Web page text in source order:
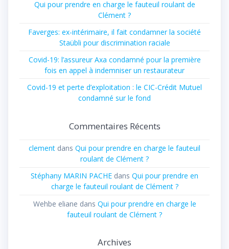
Qui pour prendre en charge le fauteuil roulant de
Clément ?
Faverges: ex-intérimaire, il fait condamner la société
Staübli pour discrimination raciale
Covid-19: l’assureur Axa condamné pour la première
fois en appel à indemniser un restaurateur
Covid-19 et perte d’exploitation : le CIC-Crédit Mutuel
condamné sur le fond
Commentaires Récents
clement dans Qui pour prendre en charge le fauteuil
roulant de Clément ?
Stéphany MARIN PACHE dans Qui pour prendre en
charge le fauteuil roulant de Clément ?
Wehbe eliane dans Qui pour prendre en charge le
fauteuil roulant de Clément ?
Archives